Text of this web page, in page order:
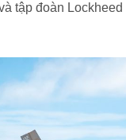
tập đoàn